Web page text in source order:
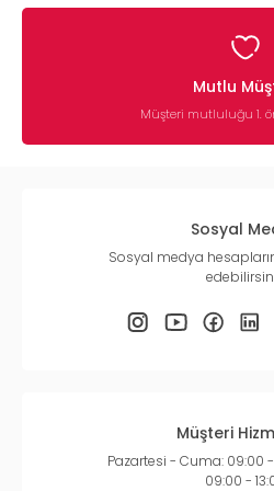
Mutlu
Müşteri mutluluğu 1.
Sosyal
Sosyal medya
Müşteri
Pazartesi - Cuma: 09:00
09:00 -